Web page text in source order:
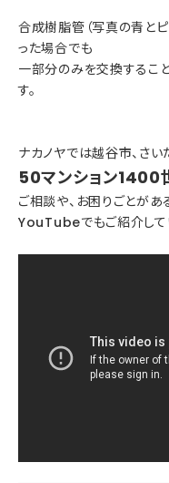
合成樹脂管（写真の青と
った場合でも
一部分のみを交換するこ
す。
ナカノヤでは越谷市、さ
50マンション1400
ご相談や、お困りごとが
YouTubeでもご紹介して